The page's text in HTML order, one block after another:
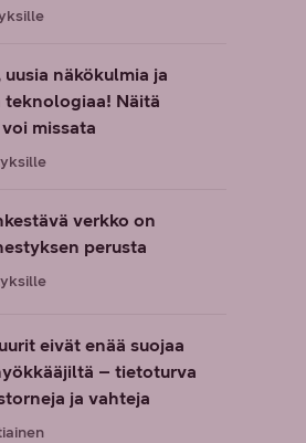
näkökulmia ja
teknologiaa! Näitä
missata
verkko on
perusta
eivät enää suojaa
– tietoturva
ja vahteja